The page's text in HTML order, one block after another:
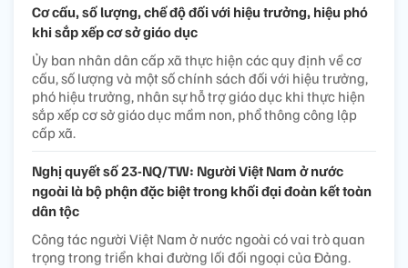
Cơ cấu, số lượng, chế độ đối với hiệu trưởng, hiệu phó
khi sắp xếp cơ sở giáo dục
Ủy ban nhân dân cấp xã thực hiện các quy định về cơ
cấu, số lượng và một số chính sách đối với hiệu trưởng,
phó hiệu trưởng, nhân sự hỗ trợ giáo dục khi thực hiện
sắp xếp cơ sở giáo dục mầm non, phổ thông công lập
cấp xã.
Nghị quyết số 23-NQ/TW: Người Việt Nam ở nước
ngoài là bộ phận đặc biệt trong khối đại đoàn kết toàn
dân tộc
Công tác người Việt Nam ở nước ngoài có vai trò quan
trọng trong triển khai đường lối đối ngoại của Đảng.